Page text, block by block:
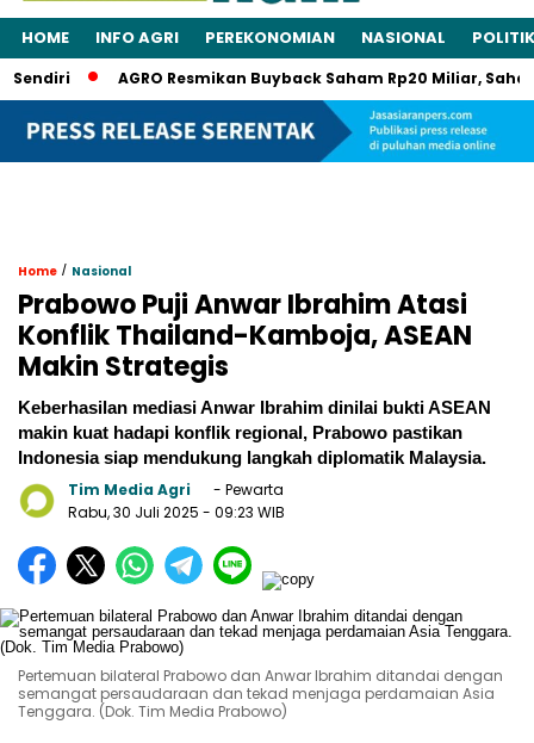
HOME INFO AGRI PEREKONOMIAN NASIONAL POLITIK
AGRO Resmikan Buyback Saham Rp20 Miliar, Saham
Home / Nasional
Prabowo Puji Anwar Ibrahim Atasi
Konflik Thailand-Kamboja, ASEAN
Makin Strategis
Keberhasilan mediasi Anwar Ibrahim dinilai bukti ASEAN
makin kuat hadapi konflik regional, Prabowo pastikan
Indonesia siap mendukung langkah diplomatik Malaysia.
Tim Media Agri
- Pewarta
Rabu, 30 Juli 2025 - 09:23 WIB
Pertemuan bilateral Prabowo dan Anwar Ibrahim ditandai dengan
semangat persaudaraan dan tekad menjaga perdamaian Asia
Tenggara. (Dok. Tim Media Prabowo)